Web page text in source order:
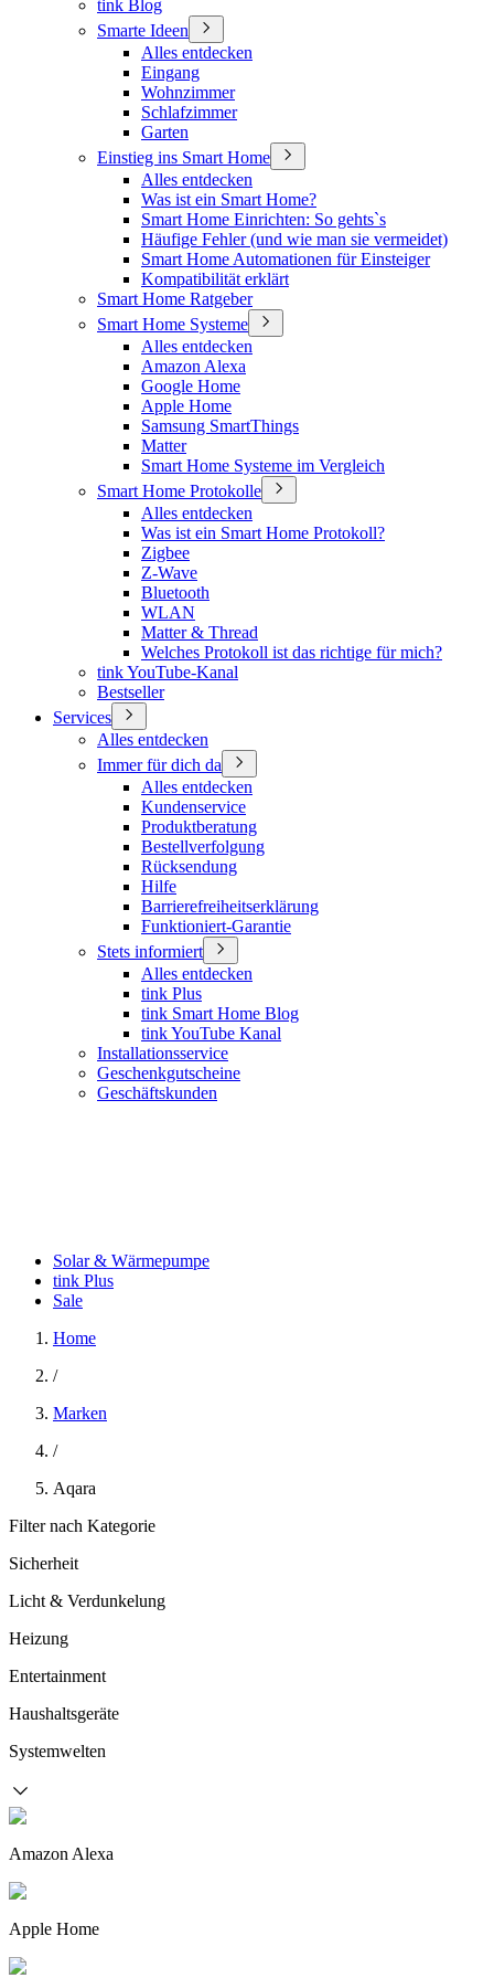
tink Blog
Smarte Ideen
Alles entdecken
Eingang
Wohnzimmer
Schlafzimmer
Garten
Einstieg ins Smart Home
Alles entdecken
Was ist ein Smart Home?
Smart Home Einrichten: So gehts`s
Häufige Fehler (und wie man sie vermeidet)
Smart Home Automationen für Einsteiger
Kompatibilität erklärt
Smart Home Ratgeber
Smart Home Systeme
Alles entdecken
Amazon Alexa
Google Home
Apple Home
Samsung SmartThings
Matter
Smart Home Systeme im Vergleich
Smart Home Protokolle
Alles entdecken
Was ist ein Smart Home Protokoll?
Zigbee
Z-Wave
Bluetooth
WLAN
Matter & Thread
Welches Protokoll ist das richtige für mich?
tink YouTube-Kanal
Bestseller
Services
Alles entdecken
Immer für dich da
Alles entdecken
Kundenservice
Produktberatung
Bestellverfolgung
Rücksendung
Hilfe
Barrierefreiheitserklärung
Funktioniert-Garantie
Stets informiert
Alles entdecken
tink Plus
tink Smart Home Blog
tink YouTube Kanal
Installationsservice
Geschenkgutscheine
Geschäftskunden
Solar & Wärmepumpe
tink Plus
Sale
Home
/
Marken
/
Aqara
Filter nach Kategorie
Sicherheit
Licht & Verdunkelung
Heizung
Entertainment
Haushaltsgeräte
Systemwelten
Amazon Alexa
Apple Home